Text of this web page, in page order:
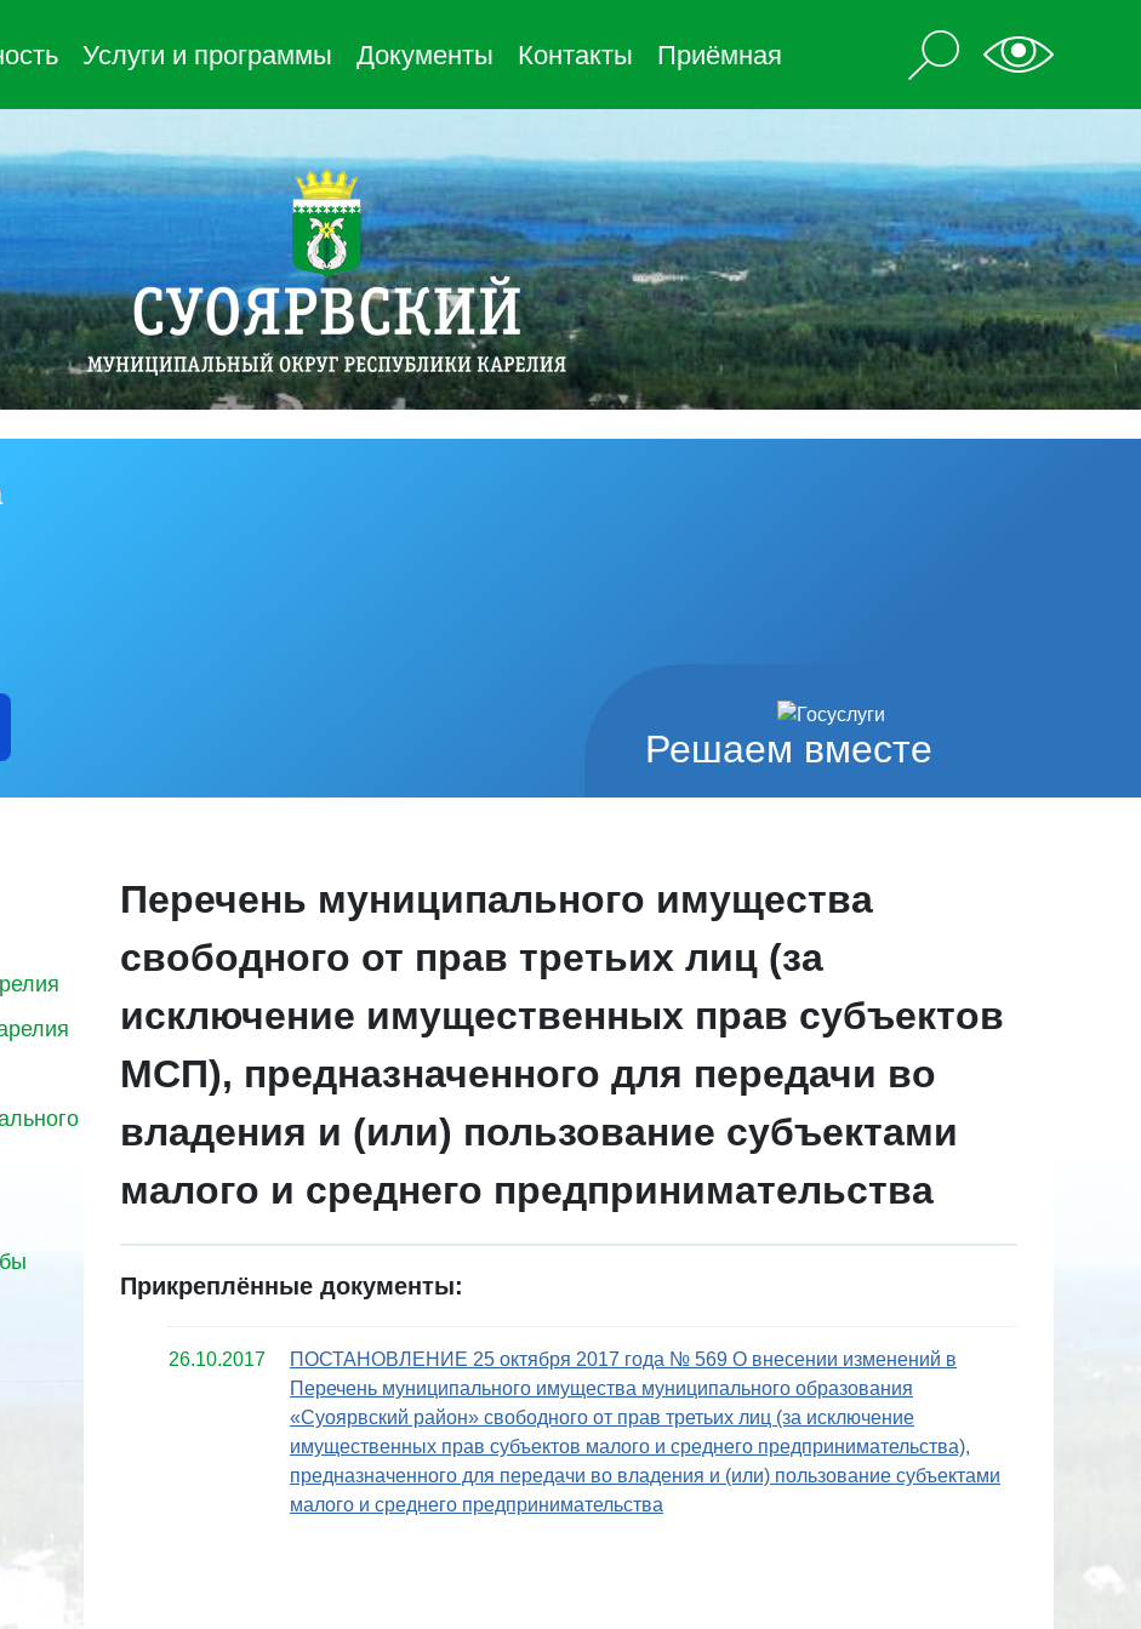
Услуги и программы Документы Контакты Приёмная
Решаем вместе
Перечень муниципального имущества
свободного от прав третьих лиц (за
исключение имущественных прав субъектов
МСП), предназначенного для передачи во
владения и (или) пользование субъектами
малого и среднего предпринимательства
Прикреплённые документы:
26.10.2017
ПОСТАНОВЛЕНИЕ 25 октября 2017 года № 569 О внесении изменений в
Перечень муниципального имущества муниципального образования
«Суоярвский район» свободного от прав третьих лиц (за исключение
имущественных прав субъектов малого и среднего предпринимательства),
предназначенного для передачи во владения и (или) пользование субъектами
малого и среднего предпринимательства